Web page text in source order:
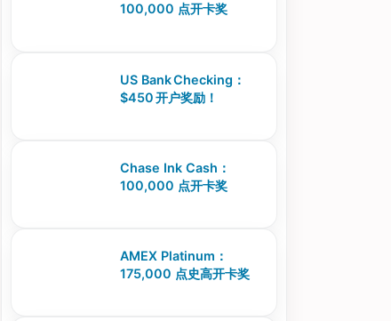
100,000 点开卡奖
US Bank Checking：
$450 开户奖励！
Chase Ink Cash：
100,000 点开卡奖
AMEX Platinum：
175,000 点史高开卡奖